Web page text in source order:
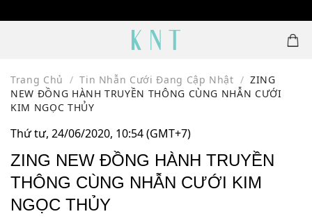
to
Trang Chủ / Tin Nhẫn Cưới Đang Cập Nhật / ZING
NEW ĐỒNG HÀNH TRUYỀN THÔNG CÙNG NHẪN CƯỚI
KIM NGỌC THỦY
Thứ tư, 24/06/2020, 10:54 (GMT+7)
ZING NEW ĐỒNG HÀNH TRUYỀN
THÔNG CÙNG NHẪN CƯỚI KIM
NGỌC THỦY